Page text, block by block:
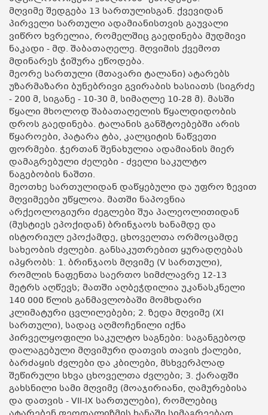
მღვიმე შედგება 13 სართულისგან. ქვევიდან
პირველი სართული ადამიანისთვის გაუვალი
ვიწრო ხვრელია, რომელშიც გაედინება მუდმივი
ნაკადი - მდ. შაბათაღელე. მღვიმის ქვემოთ
მდინარეს ჭიშურა ეწოდება.
მეორე სართული (მთავარი ტალანი) ატარებს
უზარმაზარი ბუნებრივი გვირაბის ხასიათს (სიგრძე
- 200 მ, სიგანე - 10-30 მ, სიმაღლე 10-28 მ). მასში
წყალი მხოლოდ შაბათაღელის წყალდიდობის
დროს გაედინება. ტალანის განშტოებებში არის
წყაროები, პატარა ტბა, კალციტის ნაწვეთი
ფორმები. ჭერთან შენახულია ადამიანის მიერ
დამაგრებული ძელები - ძველი საკულტო
ნაგებობის ნაშთი.
მეოთხე სართულიდან დაწყებული და უფრო ზევით
მღვიმეები უწყლოა. მათში ნაპოვნია
არქეოლოგიური ძეგლები შუა პალეოლითიდან
(მუსტიეს ეპოქიდან) ბრინჯაოს ხანამდე და
ისტორიულ ეპოქამდე, ცხოველთა ორმოცამდე
სახეობის ძვლები. განსაკუთრებით ყურადღებას
იპყრობს: 1. ბრინჯაოს მღვიმე (V სართული),
რომლის ნაფენთა საერთო სიმძლავრე 12-13
მეტრს აღწევს; მათში აღბეჭდილია უკანასკნელი
140 000 წლის განმავლობაში მომხდარი
კლიმატური ცვლილებები; 2. ზედა მღვიმე (XI
სართული), სადაც აღმოჩენილი იქნა
პირველყოფილი საკულტო საგნები: საგანგებოდ
დალაგებული მღვიმური დათვის თავის ქალები,
ბარძაყის ძვლები და კბილები, მსხვერპლად
შეწირული სხვა ცხოველთა ძვლები; 3. ქარაფში
გახსნილი სამი მღვიმე (მოაჯირიანი, ღამურებისა
და დათვის - VII-IX სართულები), რომლებიც